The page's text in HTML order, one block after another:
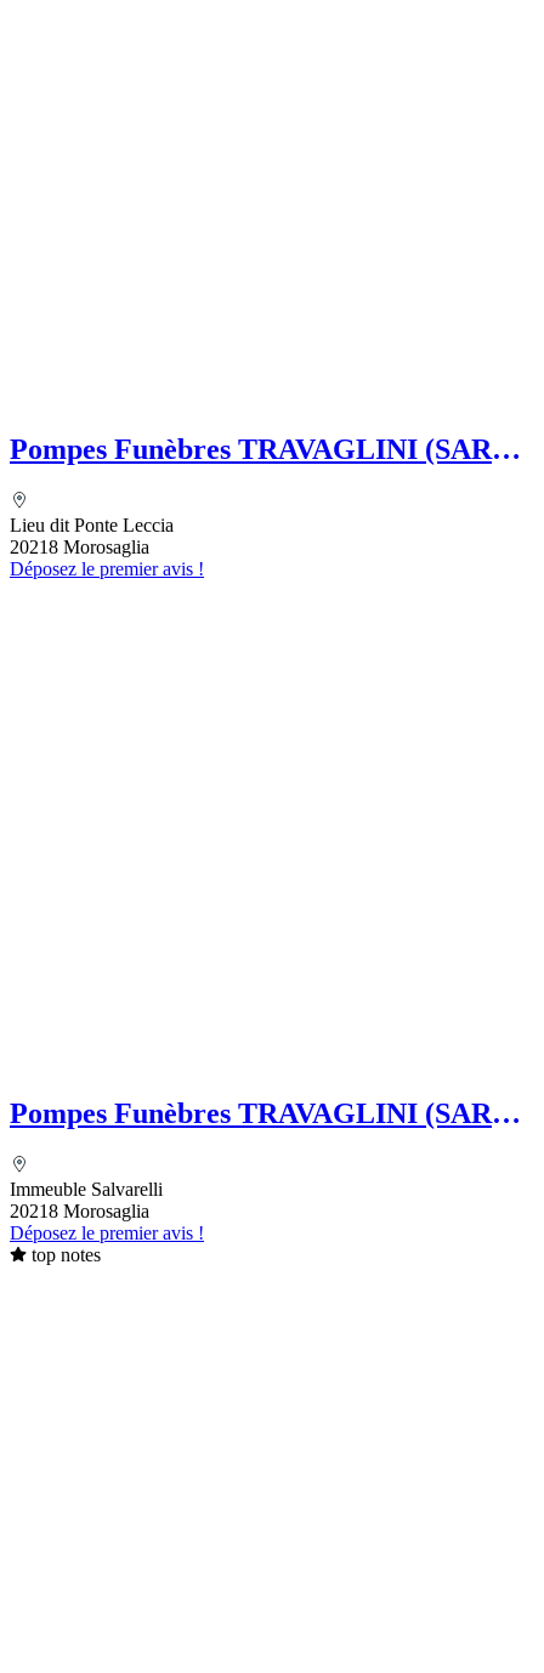
Pompes Funèbres TRAVAGLINI (SARL)
secondaire Grégoire TRAVAGLINI
Lieu dit Ponte Leccia
20218 Morosaglia
Déposez le premier avis !
Pompes Funèbres TRAVAGLINI (SARL)
secondaire Pompes funèbres Impériales
Grégoire TRAVAGLINI
Immeuble Salvarelli
20218 Morosaglia
Déposez le premier avis !
top notes